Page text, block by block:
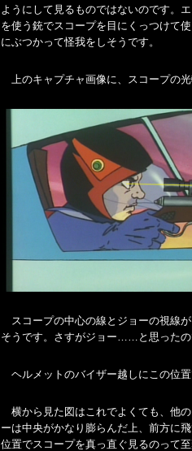
ようにして見るものではないのです。
を使う銃でスコープを目にくっつけて
にぶつかって怪我をしそうです。
上のキャプチャ画像に、スコープの
スコープの中心の線とジョーの視線
そうです。さすがジョー……と思った
ヘルメットのバイザー越しにこの位
横から見た図はこれでよくても、他
ーは中央がかなり膨らんだ上、前方に
位置でスコープを真っ直ぐ見るのって